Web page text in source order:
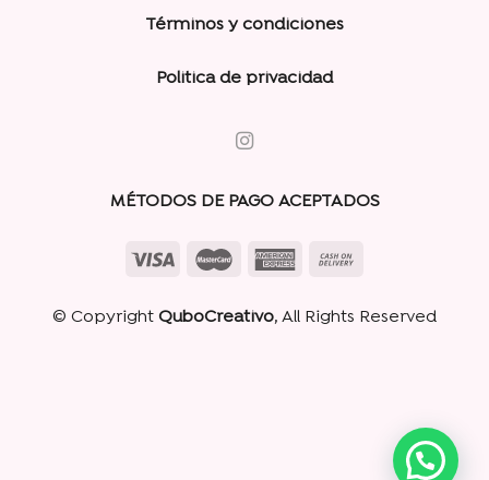
Términos y condiciones
Politica de privacidad
MÉTODOS DE PAGO ACEPTADOS
© Copyright QuboCreativo, All Rights Reserved